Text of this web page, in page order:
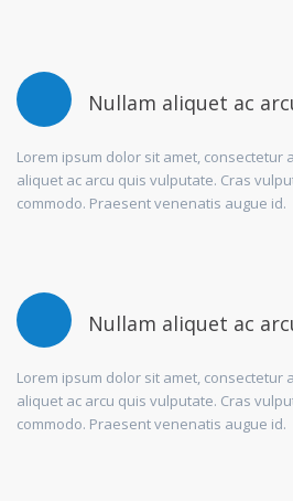
Nullam aliquet ac
Lorem ipsum dolor sit amet, consectetur
aliquet ac arcu quis vulputate. Cras
commodo. Praesent venenatis augue id.
Nullam aliquet ac
Lorem ipsum dolor sit amet, consectetur
aliquet ac arcu quis vulputate. Cras
commodo. Praesent venenatis augue id.